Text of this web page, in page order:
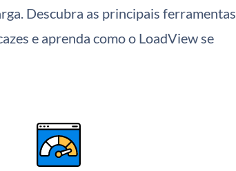
Descubra as principais ferramentas
e aprenda como o LoadView se